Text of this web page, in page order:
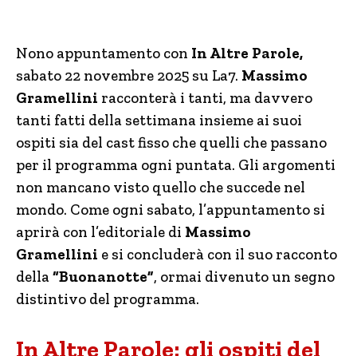
Nono appuntamento con In Altre Parole,
sabato 22 novembre 2025 su La7. Massimo
Gramellini racconterà i tanti, ma davvero
tanti fatti della settimana insieme ai suoi
ospiti sia del cast fisso che quelli che passano
per il programma ogni puntata. Gli argomenti
non mancano visto quello che succede nel
mondo. Come ogni sabato, l’appuntamento si
aprirà con l’editoriale di Massimo
Gramellini e si concluderà con il suo racconto
della“Buonanotte”, ormai divenuto un segno
distintivo del programma.
In Altre Parole: gli ospiti del